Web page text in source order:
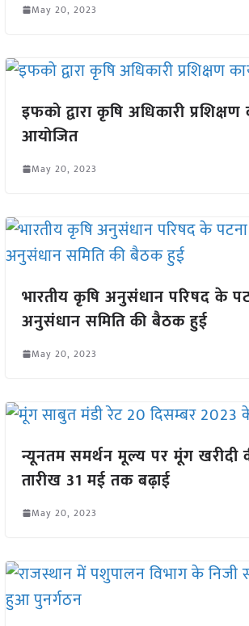
May 20, 2023
इफको द्वारा कृषि अधिकारी प्रशिक्षण
आयोजित
May 20, 2023
भारतीय कृषि अनुसंधान परिषद के
अनुसंधान समिति की बैठक हुई
May 20, 2023
न्यूनतम समर्थन मूल्य पर मूंग खरीदी
तारीख 31 मई तक बढ़ाई
May 20, 2023